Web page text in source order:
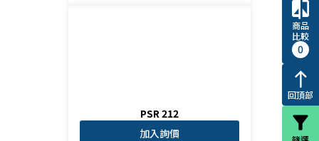
PSR 212
加入詢價
compare
商品
比較
0
north
回頂部
filter_alt